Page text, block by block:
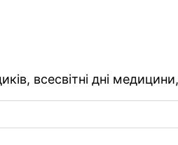
всесвітні дні